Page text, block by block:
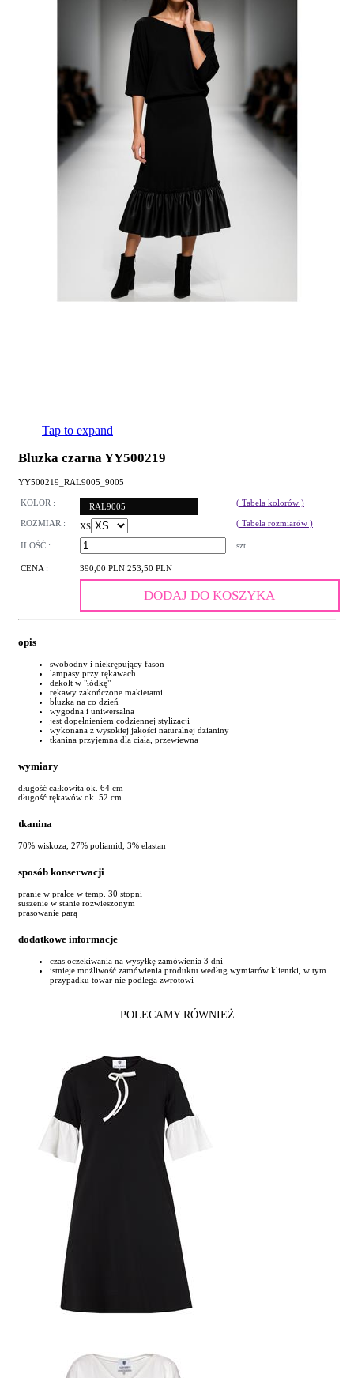
Tap to expand
Bluzka czarna YY500219
YY500219_RAL9005_9005
KOLOR : RAL9005 ( Tabela kolorów )
ROZMIAR : XS ( Tabela rozmiarów )
ILOŚĆ : szt
CENA : 390,00 PLN 253,50 PLN
DODAJ DO KOSZYKA
opis
swobodny i niekrępujący fason
lampasy przy rękawach
dekolt w "łódkę"
rękawy zakończone makietami
bluzka na co dzień
wygodna i uniwersalna
jest dopełnieniem codziennej stylizacji
wykonana z wysokiej jakości naturalnej dzianiny
tkanina przyjemna dla ciała, przewiewna
wymiary
długość całkowita ok. 64 cm
długość rękawów ok. 52 cm
tkanina
70% wiskoza, 27% poliamid, 3% elastan
sposób konserwacji
pranie w pralce w temp. 30 stopni
suszenie w stanie rozwieszonym
prasowanie parą
dodatkowe informacje
czas oczekiwania na wysyłkę zamówienia 3 dni
istnieje możliwość zamówienia produktu według wymiarów klientki, w tym
przypadku towar nie podlega zwrotowi
POLECAMY RÓWNIEŻ